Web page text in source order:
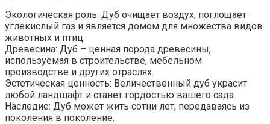
Экологическая роль: Дуб очищает воздух, поглощает
углекислый газ и является домом для множества видов
животных и птиц.
Древесина: Дуб – ценная порода древесины,
используемая в строительстве, мебельном
производстве и других отраслях.
Эстетическая ценность: Величественный дуб украсит
любой ландшафт и станет гордостью вашего сада.
Наследие: Дуб может жить сотни лет, передаваясь из
поколения в поколение.